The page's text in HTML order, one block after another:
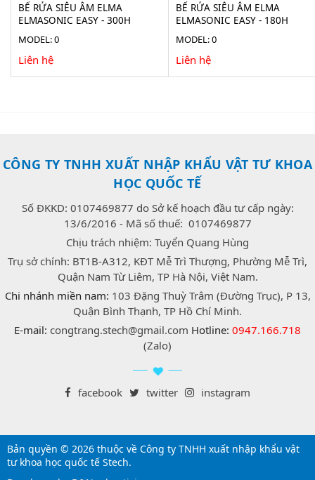
BỂ RỬA SIÊU ÂM ELMA
ELMASONIC EASY - 300H
MODEL: 0
Liên hệ
BỂ RỬA SIÊU ÂM ELMA
ELMASONIC EASY - 180H
MODEL: 0
Liên hệ
CÔNG TY TNHH XUẤT NHẬP KHẨU VẬT TƯ KHOA
HỌC QUỐC TẾ
Số ĐKKD: 0107469877 do Sở kế hoạch đầu tư cấp ngày:
13/6/2016 - Mã số thuế: 0107469877
Chịu trách nhiệm: Tuyển Quang Hùng
Trụ sở chính: BT1B-A312, KĐT Mễ Trì Thượng, Phường Mễ Trì,
Quận Nam Từ Liêm, TP Hà Nội, Việt Nam.
Chi nhánh miền nam: 103 Đặng Thuỳ Trâm (Đường Trục), P 13,
Quận Bình Thạnh, TP Hồ Chí Minh.
E-mail: congtrang.stech@gmail.com Hotline: 0947.166.718
(Zalo)
facebook twitter instagram
Bản quyền © 2026 thuộc về Công ty TNHH xuất nhập khẩu vật
tư khoa học quốc tế Stech.